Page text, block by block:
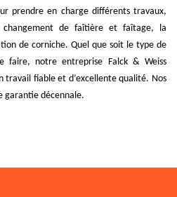
prendre en charge différents travaux,
de faîtière et faîtage, la
de corniche. Quel que soit le type de
faire, notre entreprise Falck & Weiss
travail fiable et d’excellente qualité. Nos
garantie décennale.